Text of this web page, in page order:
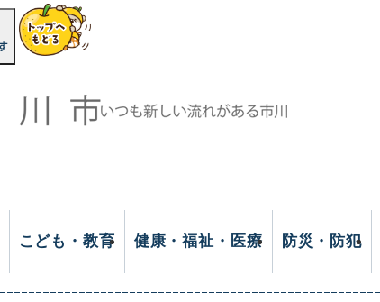
こども・教育 健康・福祉・医療 防災・防犯